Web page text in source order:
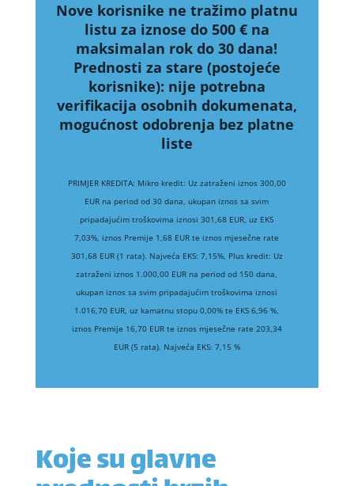
Nove korisnike ne tražimo platnu
listu za iznose do 500 € na
maksimalan rok do 30 dana!
Prednosti za stare (postojeće
korisnike): nije potrebna
verifikacija osobnih dokumenata,
mogućnost odobrenja bez platne
liste
PRIMJER KREDITA: Mikro kredit: Uz zatraženi iznos 300,00
EUR na period od 30 dana, ukupan iznos sa svim
pripadajućim troškovima iznosi 301,68 EUR, uz EKS
7,03%, iznos Premije 1,68 EUR te iznos mjesečne rate
301,68 EUR (1 rata). Najveća EKS: 7,15%, Plus kredit: Uz
zatraženi iznos 1.000,00 EUR na period od 150 dana,
ukupan iznos sa svim pripadajućim troškovima iznosi
1.016,70 EUR, uz kamatnu stopu 0,00% te EKS 6,96 %,
iznos Premije 16,70 EUR te iznos mjesečne rate 203,34
EUR (5 rata). Najveća EKS: 7,15 %
Koje su glavne